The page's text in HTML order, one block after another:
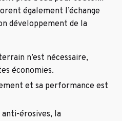
également l’échange
développement de la
n’est nécessaire,
économies.
et sa performance est
érosives, la